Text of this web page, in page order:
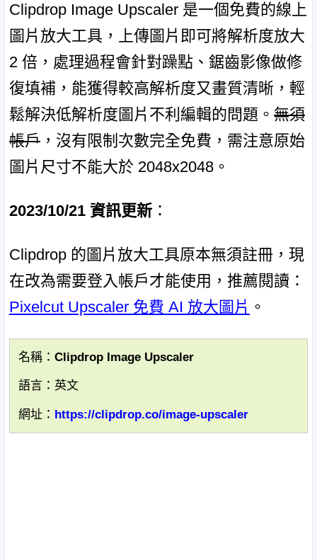
Clipdrop Image Upscaler 是一個免費的線上
圖片放大工具，上傳圖片即可將解析度放大
2 倍，處理過程會針對躁點、鋸齒影像做修
復填補，能獲得較高解析度又畫質清晰，輕
鬆解決低解析度圖片不利編輯的問題。 無須
帳戶 ，沒有限制次數完全免費，需注意原始
圖片尺寸不能大於 2048x2048。
2023/10/21 資訊更新 ：
Clipdrop 的圖片放大工具原本無須註冊，現
在改為需要登入帳戶才能使用，推薦閱讀：
Pixelcut Upscaler 免費 AI 放大圖片 。
名稱：Clipdrop Image Upscaler
語言：英文
網址： https://clipdrop.co/image-upscaler